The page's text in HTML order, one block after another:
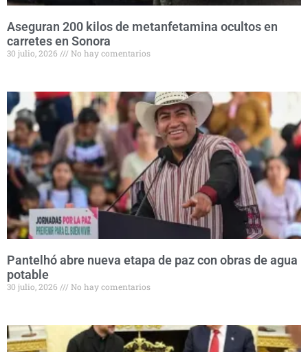
Aseguran 200 kilos de metanfetamina ocultos en
carretes en Sonora
30 julio, 2026 No hay comentarios
Pantelhó abre nueva etapa de paz con obras de agua
potable
30 julio, 2026 No hay comentarios